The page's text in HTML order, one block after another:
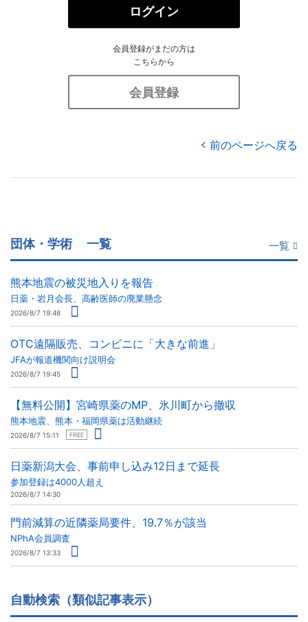
ログイン
会員登録がまだの方は
こちらから
会員登録
前のページへ戻る
団体・学術 一覧 一覧
熊本地震の被災地入りを報告
日薬・岩月会長、高齢医師の廃業懸念
2026/8/7 19:48
OTC遠隔販売、コンビニに「大きな前進」
JFAが報道機関向け説明会
2026/8/7 19:45
【無料公開】宮崎県薬のMP、氷川町から撤収
熊本地震、熊本・福岡県薬は活動継続
2026/8/7 15:11 FREE
日薬新潟大会、事前申し込み12日まで延長
参加登録は4000人超え
2026/8/7 14:30
門前減算の近隣薬局要件、19.7％が該当
NPhA会員調査
2026/8/7 13:33
自動検索（類似記事表示）